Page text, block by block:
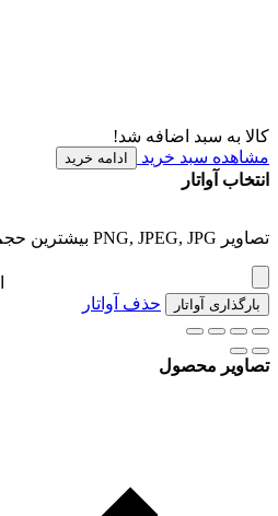
کالا به سبد اضافه شد!
مشاهده سبد خرید
ادامه خرید
انتخاب آواتار
تصاویر PNG, JPEG, JPG بیشترین حجم مجاز 3 مگابایت
بارگذاری آواتار حذف آواتار
تصاویر محصول